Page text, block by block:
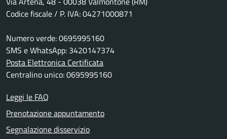
Codice fiscale / P. IVA: 04271000871
Numero verde: 0695995160
SMS e WhatsApp: 3420147374
Posta Elettronica Certificata
Centralino unico: 0695995160
Leggi le FAQ
Prenotazione appuntamento
Segnalazione disservizio